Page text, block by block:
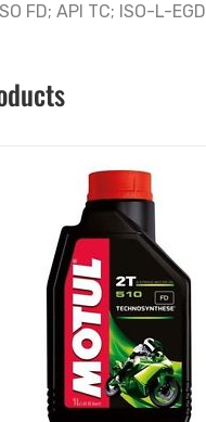
FD; API TC; ISO-L-EGD